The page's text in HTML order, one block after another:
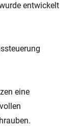
entwickelt
eine